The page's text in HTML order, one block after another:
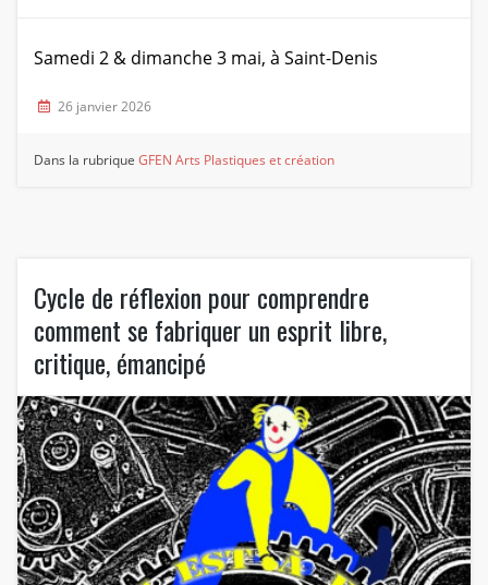
Samedi 2 & dimanche 3 mai, à Saint-Denis
26 janvier 2026
Dans la rubriqueGFEN Arts Plastiques et création
Cycle de réflexion pour comprendre
comment se fabriquer un esprit libre,
critique, émancipé